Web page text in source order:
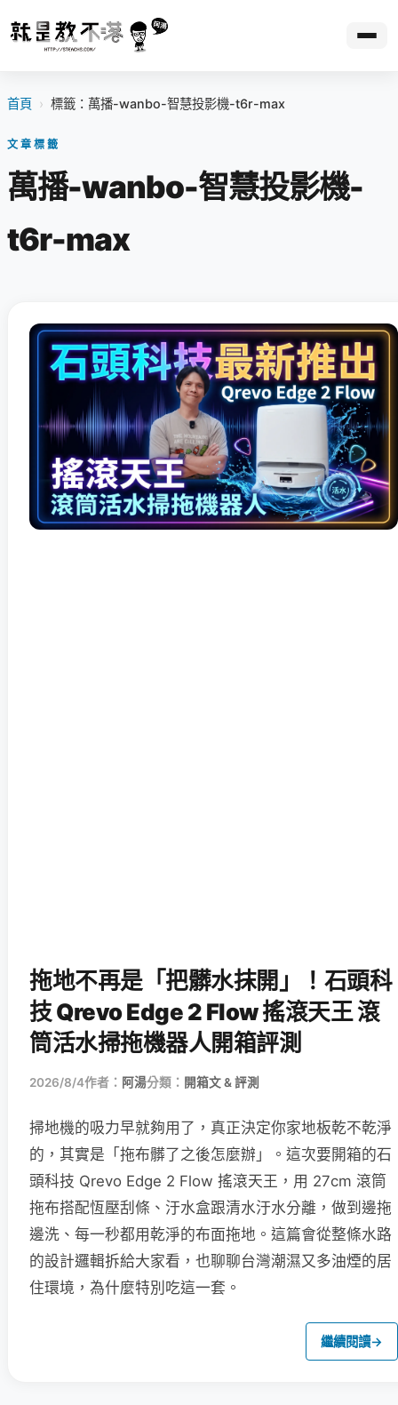
首頁 › 標籤：萬播-wanbo-智慧投影機-t6r-max
文章標籤
萬播-wanbo-智慧投影機-
t6r-max
拖地不再是「把髒水抹開」！石頭科
技 Qrevo Edge 2 Flow 搖滾天王 滾
筒活水掃拖機器人開箱評測
2026/8/4作者： 阿湯分類： 開箱文 & 評測
掃地機的吸力早就夠用了，真正決定你家地板乾不乾淨
的，其實是「拖布髒了之後怎麼辦」。這次要開箱的石
頭科技 Qrevo Edge 2 Flow 搖滾天王，用 27cm 滾筒
拖布搭配恆壓刮條、汙水盒跟清水汙水分離，做到邊拖
邊洗、每一秒都用乾淨的布面拖地。這篇會從整條水路
的設計邏輯拆給大家看，也聊聊台灣潮濕又多油煙的居
住環境，為什麼特別吃這一套。
繼續閱讀→